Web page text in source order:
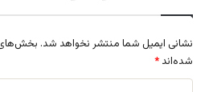
نشانی ایمیل شما منتشر نخواهد شد. بخش‌های
شده‌اند *